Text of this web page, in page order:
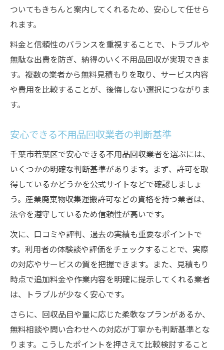
ついてもきちんと案内してくれるため、安心して任せら
れます。
料金と信頼性のバランスを重視することで、トラブルや
無駄な出費を防ぎ、納得のいく不用品回収が実現できま
す。複数の業者から無料見積もりを取り、サービス内容
や費用を比較することが、後悔しない選択につながりま
す。
安心できる不用品回収業者の判断基準
千葉市若葉区で安心できる不用品回収業者を選ぶには、
いくつかの明確な判断基準があります。まず、許可を取
得しているかどうかを公式サイトなどで確認しましょ
う。産業廃棄物収集運搬許可などの資格を持つ業者は、
法令を遵守しているため信頼性が高いです。
次に、口コミや評判、過去の実績も重要なポイントで
す。利用者の体験談や評価をチェックすることで、実際
の対応やサービスの質を把握できます。また、見積もり
時点で追加料金や作業内容を明確に提示してくれる業者
は、トラブルが少なく安心です。
さらに、回収品目や量に応じた柔軟なプランがあるか、
無料相談や問い合わせへの対応が丁寧かも判断基準とな
ります。こうしたポイントを押さえて比較検討すること